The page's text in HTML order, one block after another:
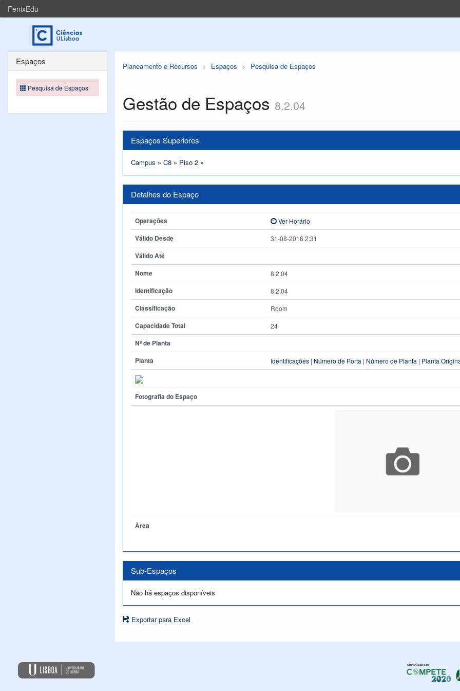
FenixEdu
Planeamento e Recursos Espaços Pesquisa de Espaços
Gestão de Espaços 8.2.04
Espaços Superiores
Campus » C8 » Piso 2 »
Detalhes do Espaço
Operações Ver Horário
Válido Desde 31-08-2016 2:31
Válido Até
Nome
8.2.04
Identificação 8.2.04
Classificação Room
Capacidade Total 24
Nº de Planta
Planta
Identificações | Número de Porta | Número de Planta | Planta
Fotografia do Espaço
Àrea
Sub-Espaços
Não há espaços disponíveis
Exportar para Excel
Espaços
Pesquisa de Espaços